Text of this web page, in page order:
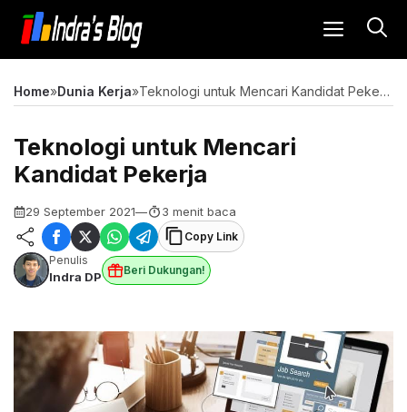
Langsung
isi
MENU
Home»Dunia Kerja» Teknologi untuk Mencari Kandidat Pekerja
Teknologi untuk Mencari
Kandidat Pekerja
29 September 2021— 3 menit baca
Copy Link
Penulis
Indra DP Beri Dukungan!